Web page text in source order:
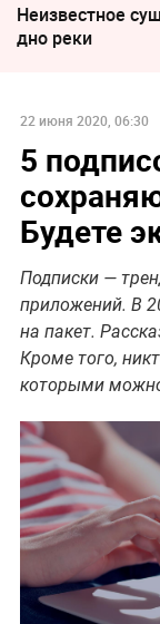
Неизвестное
дно реки
22 июня 2020, 06:30
5
Будете
Подписки —
приложений. В
на пакет.
Кроме того,
которыми